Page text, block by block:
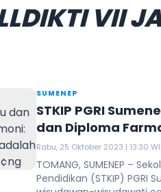
VII
SUMENEP
STKIP PGRI
dan Diploma
60% ASN adalah
Rabu, 25 Oktober 2023 | 13:30
TOMANG, SUMENEP –
Pendidikan (STKIP) PGRI